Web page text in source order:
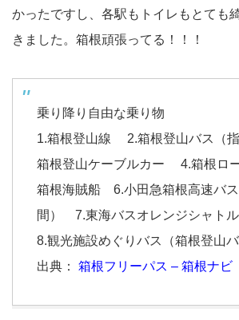
かったですし、各駅もトイレもとても
きました。箱根頑張ってる！！！
乗り降り自由な乗り物
1.箱根登山線 2.箱根登山バス（
箱根登山ケーブルカー 4.箱根ロ
箱根海賊船 6.小田急箱根高速バ
間） 7.東海バスオレンジシャトル
8.観光施設めぐりバス（箱根登山バ
出典： 箱根フリーパス – 箱根ナビ